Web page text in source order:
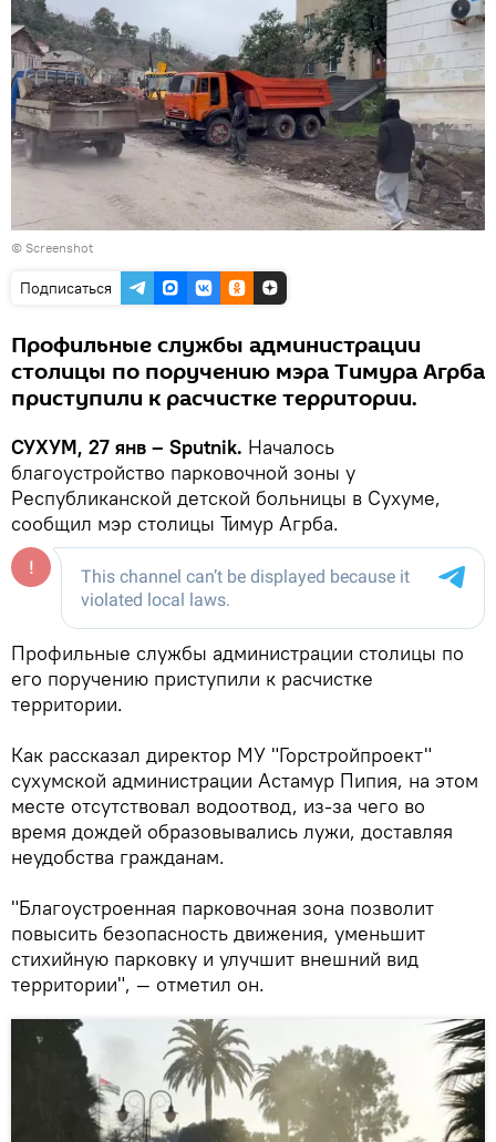
© Screenshot
Подписаться
Профильные службы администрации
столицы по поручению мэра Тимура Агрба
приступили к расчистке территории.
СУХУМ, 27 янв – Sputnik. Началось
благоустройство парковочной зоны у
Республиканской детской больницы в Сухуме,
сообщил мэр столицы Тимур Агрба.
Профильные службы администрации столицы по
его поручению приступили к расчистке
территории.
Как рассказал директор МУ "Горстройпроект"
сухумской администрации Астамур Пипия, на этом
месте отсутствовал водоотвод, из-за чего во
время дождей образовывались лужи, доставляя
неудобства гражданам.
"Благоустроенная парковочная зона позволит
повысить безопасность движения, уменьшит
стихийную парковку и улучшит внешний вид
территории", — отметил он.